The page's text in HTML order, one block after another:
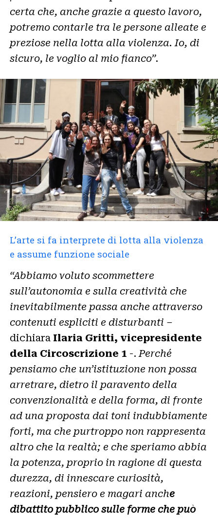
certa che, anche grazie a questo lavoro,
potremo contarle tra le persone alleate e
preziose nella lotta alla violenza. Io, di
sicuro, le voglio al mio fianco”.
L’arte si fa interprete di lotta alla violenza
e assume funzione sociale
“Abbiamo voluto scommettere
sull’autonomia e sulla creatività che
inevitabilmente passa anche attraverso
contenuti espliciti e disturbanti –
dichiara Ilaria Gritti, vicepresidente
della Circoscrizione 1 -.Perché
pensiamo che un’istituzione non possa
arretrare, dietro il paravento della
convenzionalità e della forma, di fronte
ad una proposta dai toni indubbiamente
forti, ma che purtroppo non rappresenta
altro che la realtà; e che speriamo abbia
la potenza, proprio in ragione di questa
durezza, di innescare curiosità,
reazioni, pensiero e magari anche
dibattito pubblico sulle forme che può